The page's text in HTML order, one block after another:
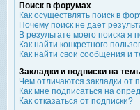
Поиск в форумах
Как осуществлять поиск в
Почему поиск не дает
В результате моего поиска я
Как найти конкретного
Как найти свои сообщения и
Закладки и подписки на
Чем отличаются закладки от
Как мне подписаться на
Как отказаться от подписки?